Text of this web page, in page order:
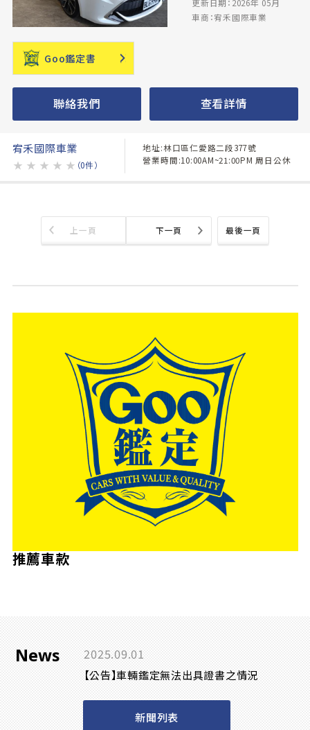
更新日期：2026年 05月
車商：宥禾國際車業
Goo鑑定書
聯絡我們 查看詳情
宥禾國際車業
★ ★ ★ ★ ★ （0件）
地址:林口區仁愛路二段377號
營業時間:10:00AM~21:00PM 周日公休
最後一頁
上一頁 下一頁
推薦車款
News 2025.09.01
【公告】車輛鑑定無法出具證書之情況
新聞列表